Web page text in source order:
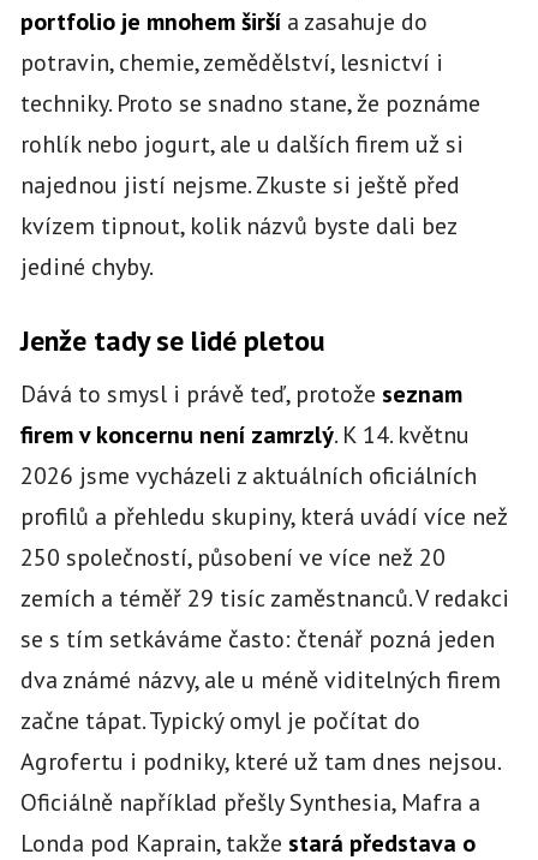
portfolio je mnohem širšía zasahuje do
potravin, chemie, zemědělství, lesnictví i
techniky. Proto se snadno stane, že poznáme
rohlík nebo jogurt, ale u dalších firem už si
najednou jistí nejsme. Zkuste si ještě před
kvízem tipnout, kolik názvů byste dali bez
jediné chyby.
Jenže tady se lidé pletou
Dává to smysl i právě teď, protože seznam
firem v koncernu není zamrzlý. K 14. květnu
2026 jsme vycházeli z aktuálních oficiálních
profilů a přehledu skupiny, která uvádí více než
250 společností, působení ve více než 20
zemích a téměř 29 tisíc zaměstnanců. V redakci
se s tím setkáváme často: čtenář pozná jeden
dva známé názvy, ale u méně viditelných firem
začne tápat. Typický omyl je počítat do
Agrofertu i podniky, které už tam dnes nejsou.
Oficiálně například přešly Synthesia, Mafra a
Londa pod Kaprain, takže stará představa o